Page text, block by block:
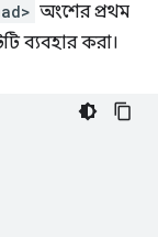
অংশের প্রথম
ব্যবহার করা।